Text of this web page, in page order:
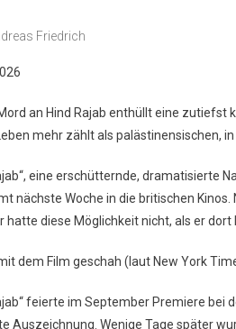
Friedrich
an Hind Rajab enthüllt eine
mehr zählt als palästinensischen,
eine erschütternde, dramatisierte
nächste Woche in die britischen
hatte diese Möglichkeit nicht, als er
dem Film geschah (laut New York
feierte im September Premiere
Auszeichnung. Wenige Tage später